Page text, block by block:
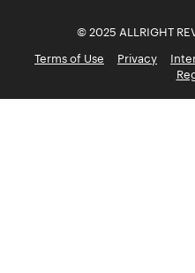
© 2025 ALLRIGHT
Terms of Use
Privacy